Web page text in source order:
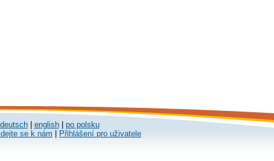
deutsch| english| po polsku
se k nám Přihlášení pro uživatele